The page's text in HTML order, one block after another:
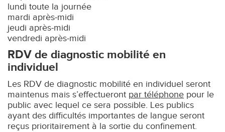
lundi toute la journée
mardi après-midi
jeudi après-midi
vendredi après-midi
RDV de diagnostic mobilité en
individuel
Les RDV de diagnostic mobilité en individuel seront
maintenus mais s’effectueront par téléphone pour le
public avec lequel ce sera possible. Les publics
ayant des difficultés importantes de langue seront
reçus prioritairement à la sortie du confinement.